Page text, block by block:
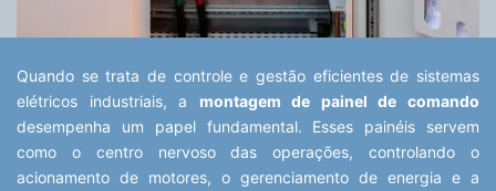
Quando se trata de controle e gestão eficientes de sistemas
elétricos industriais, a montagem de painel de comando
desempenha um papel fundamental. Esses painéis servem
como o centro nervoso das operações, controlando o
acionamento de motores, o gerenciamento de energia e a